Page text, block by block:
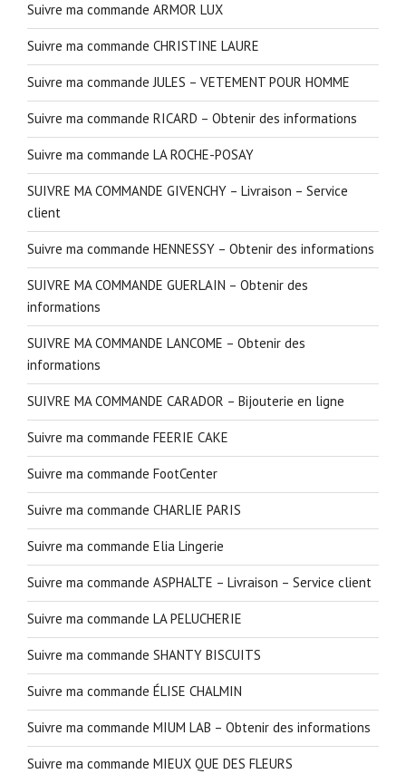
Suivre ma commande ARMOR LUX
Suivre ma commande CHRISTINE LAURE
Suivre ma commande JULES – VETEMENT POUR HOMME
Suivre ma commande RICARD – Obtenir des informations
Suivre ma commande LA ROCHE-POSAY
SUIVRE MA COMMANDE GIVENCHY – Livraison – Service
client
Suivre ma commande HENNESSY – Obtenir des informations
SUIVRE MA COMMANDE GUERLAIN – Obtenir des
informations
SUIVRE MA COMMANDE LANCOME – Obtenir des
informations
SUIVRE MA COMMANDE CARADOR – Bijouterie en ligne
Suivre ma commande FEERIE CAKE
Suivre ma commande FootCenter
Suivre ma commande CHARLIE PARIS
Suivre ma commande Elia Lingerie
Suivre ma commande ASPHALTE – Livraison – Service client
Suivre ma commande LA PELUCHERIE
Suivre ma commande SHANTY BISCUITS
Suivre ma commande ÉLISE CHALMIN
Suivre ma commande MIUM LAB – Obtenir des informations
Suivre ma commande MIEUX QUE DES FLEURS